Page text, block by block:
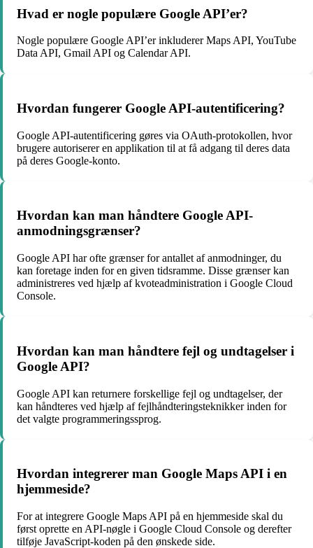
Hvad er nogle populære Google API’er?
Nogle populære Google API’er inkluderer Maps API, YouTube
Data API, Gmail API og Calendar API.
Hvordan fungerer Google API-autentificering?
Google API-autentificering gøres via OAuth-protokollen, hvor
brugere autoriserer en applikation til at få adgang til deres data
på deres Google-konto.
Hvordan kan man håndtere Google API-
anmodningsgrænser?
Google API har ofte grænser for antallet af anmodninger, du
kan foretage inden for en given tidsramme. Disse grænser kan
administreres ved hjælp af kvoteadministration i Google Cloud
Console.
Hvordan kan man håndtere fejl og undtagelser i
Google API?
Google API kan returnere forskellige fejl og undtagelser, der
kan håndteres ved hjælp af fejlhåndteringsteknikker inden for
det valgte programmeringssprog.
Hvordan integrerer man Google Maps API i en
hjemmeside?
For at integrere Google Maps API på en hjemmeside skal du
først oprette en API-nøgle i Google Cloud Console og derefter
tilføje JavaScript-koden på den ønskede side.